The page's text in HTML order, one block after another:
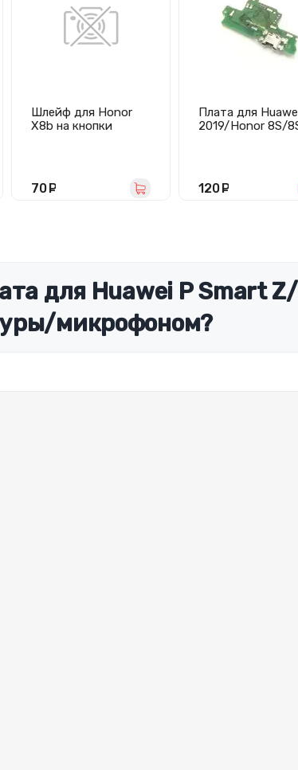
Шлейф для Honor
X8b на кнопки
70
Плата для
2019/Honor 8S/
120
для Huawei P Smart
микрофоном?